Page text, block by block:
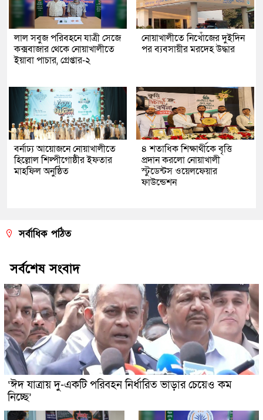
লাল সবুজ পরিবহনে যাত্রী সেজে
কক্সবাজার থেকে নোয়াখালীতে
ইয়াবা পাচার, গ্রেপ্তার-২
নোয়াখালীতে নিখোঁজের দুইদিন
পর ব্যবসায়ীর মরদেহ উদ্ধার
বর্নাঢ্য আয়োজনে নোয়াখালীতে
হিল্লোল শিল্পীগোষ্ঠীর ইফতার
মাহফিল অনুষ্ঠিত
৪ শতাধিক শিক্ষার্থীকে বৃত্তি
প্রদান করলো নোয়াখালী
স্টুডেন্টস ওয়েলফেয়ার
ফাউন্ডেশন
সর্বাধিক পঠিত
সর্বশেষ সংবাদ
‘ঈদ যাত্রায় দু-একটি পরিবহন নির্ধারিত ভাড়ার চেয়েও কম
নিচ্ছে’